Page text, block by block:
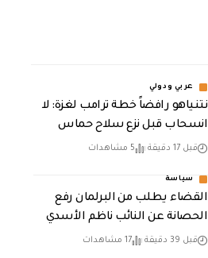
عربي ودولي
نتنياهو رافضاً خطة ترامب لغزة: لا
انسحاب قبل نزع سلاح حماس
قبل 17 دقيقة 5 مشاهدات
سياسة
القضاء يطلب من البرلمان رفع
الحصانة عن النائب ناظم الأسدي
قبل 39 دقيقة 17 مشاهدات